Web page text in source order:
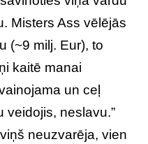
Misters Ass vēlējās
(~9 milj. Eur), to
kaitē manai
un ceļ
veidojis, neslavu.”
neuzvarēja, vien